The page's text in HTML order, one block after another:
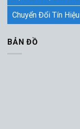
Chuyển Đổi Tín Hiệu
BẢN ĐỒ